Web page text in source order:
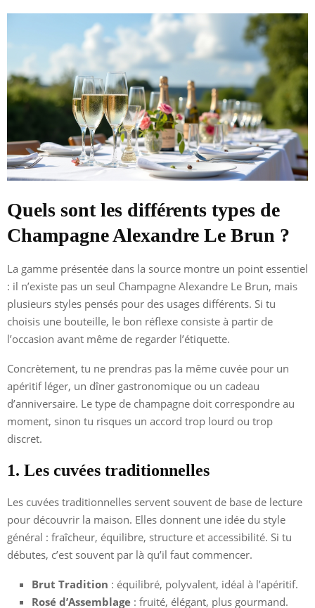
Quels sont les différents types de
Champagne Alexandre Le Brun ?
La gamme présentée dans la source montre un point essentiel
: il n’existe pas un seul Champagne Alexandre Le Brun, mais
plusieurs styles pensés pour des usages différents. Si tu
choisis une bouteille, le bon réflexe consiste à partir de
l’occasion avant même de regarder l’étiquette.
Concrètement, tu ne prendras pas la même cuvée pour un
apéritif léger, un dîner gastronomique ou un cadeau
d’anniversaire. Le type de champagne doit correspondre au
moment, sinon tu risques un accord trop lourd ou trop
discret.
1. Les cuvées traditionnelles
Les cuvées traditionnelles servent souvent de base de lecture
pour découvrir la maison. Elles donnent une idée du style
général : fraîcheur, équilibre, structure et accessibilité. Si tu
débutes, c’est souvent par là qu’il faut commencer.
Brut Tradition : équilibré, polyvalent, idéal à l’apéritif.
Rosé d’Assemblage : fruité, élégant, plus gourmand.